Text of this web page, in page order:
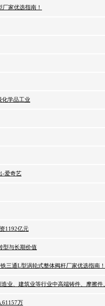
家优选指南！
化学品工业
-爱奇艺
1192亿元
型与长期价值
三通L型涡轮式整体阀杆厂家优选指南！
业、建筑业等行业中高端铸件、摩擦
61157万